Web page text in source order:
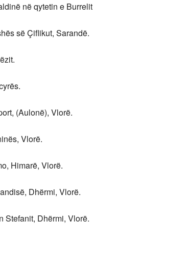
në qytetin e Burrelit
së Çiflikut, Sarandë.
(Aulonë), Vlorë.
Vlorë.
Himarë, Vlorë.
Dhërmi, Vlorë.
Stefanit, Dhërmi, Vlorë.